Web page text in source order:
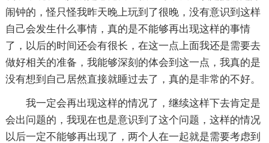
闹钟的，怪只怪我昨天晚上玩到了很晚，没有意识到这样
自己会发生什么事情，真的是不能够再出现这样的事情
了，以后的时间还会有很长，在这一点上面我还是需要去
做好相关的准备，我能够深刻的体会到这一点，我真的是
没有想到自己居然直接就睡过去了，真的是非常的不好。
我一定会再出现这样的情况了，继续这样下去肯定是
会出问题的，我现在也是意识到了这个问题，这样的情况
以后一定不能够再出现了，两个人在一起就是需要考虑到